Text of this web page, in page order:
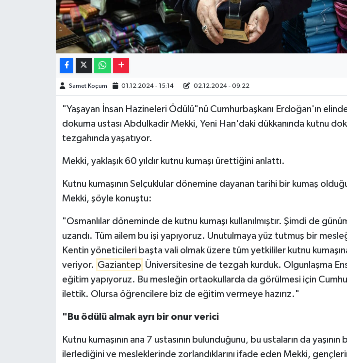
Samet Koçum 01.12.2024 - 15:14 02.12.2024 - 09:22
"Yaşayan İnsan Hazineleri Ödülü"nü Cumhurbaşkanı Erdoğan'ın
dokuma ustası Abdulkadir Mekki, Yeni Han'daki dükkanında kutnu
tezgahında yaşatıyor.
Mekki, yaklaşık 60 yıldır kutnu kumaşı ürettiğini anlattı.
Kutnu kumaşının Selçuklular dönemine dayanan tarihi bir kumaş
Mekki, şöyle konuştu:
"Osmanlılar döneminde de kutnu kumaşı kullanılmıştır. Şimdi de
uzandı. Tüm ailem bu işi yapıyoruz. Unutulmaya yüz tutmuş bir
Kentin yöneticileri başta vali olmak üzere tüm yetkililer kutnu
veriyor. Gaziantep Üniversitesine de tezgah kurduk. Olgunlaşma
eğitim yapıyoruz. Bu mesleğin ortaokullarda da görülmesi için
ilettik. Olursa öğrencilere biz de eğitim vermeye hazırız."
"Bu ödülü almak ayrı bir onur verici
Kutnu kumaşının ana 7 ustasının bulunduğunu, bu ustaların da yaşının
ilerlediğini ve mesleklerinde zorlandıklarını ifade eden Mekki,
Siyaset
Teknoloji
Video Haber